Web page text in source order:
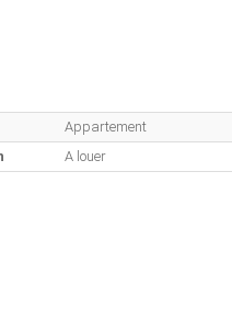
Appartement
A louer